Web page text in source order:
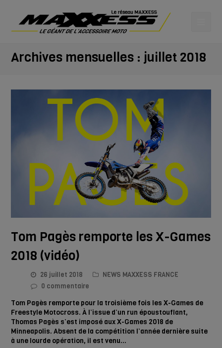
Archives mensuelles : juillet 2018
Tom Pagès remporte les X-Games
2018 (vidéo)
26 juillet 2018
NEWS MAXXESS FRANCE
0 commentaire
Tom Pagès remporte pour la troisième fois les X-Games de
Freestyle Motocross. À l’issue d’un run époustouflant,
Thomas Pagès s’est imposé aux X-Games 2018 de
Minneapolis. Absent de la compétition l’année dernière suite
à une lourde opération, il est venu…